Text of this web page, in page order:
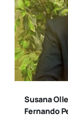
Susana
Fernando